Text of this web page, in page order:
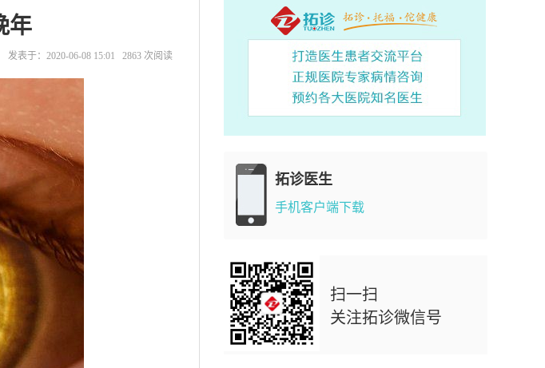
年
表于：2020-06-08 15:01 2863 次阅读
拓诊医生
手机客户端下载
扫一扫
关注拓诊微信号